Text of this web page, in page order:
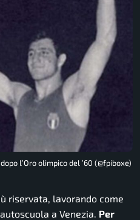
l’Oro olimpico del ’60 (@fpiboxe)
riservata, lavorando come
a Venezia. Per